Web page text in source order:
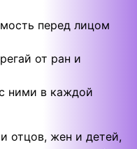
перед лицом
от ран и
ними в каждой
отцов, жен и детей,